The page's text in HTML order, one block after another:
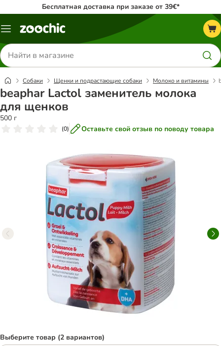
Бесплатная доставка при заказе от 39€*
Каталог
Поиск
товаров
Собаки Щенки и подрастающие собаки Молоко и витамины
beaphar Lactol заменитель молока
для щенков
500 г
(0) Оставьте свой отзыв по поводу товара
Выберите товар (2 вариантов)